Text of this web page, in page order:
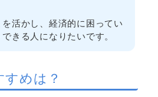
活かし、経済的に困ってい
きる人になりたいです。
めは？